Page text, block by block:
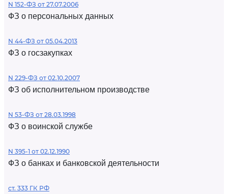
N 152-ФЗ от 27.07.2006
ФЗ о персональных данных
N 44-ФЗ от 05.04.2013
ФЗ о госзакупках
N 229-ФЗ от 02.10.2007
ФЗ об исполнительном производстве
N 53-ФЗ от 28.03.1998
ФЗ о воинской службе
N 395-1 от 02.12.1990
ФЗ о банках и банковской деятельности
ст. 333 ГК РФ